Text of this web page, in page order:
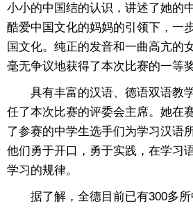
小小的中国结的认识，讲述了她的
酷爱中国文化的妈妈的引领下，一
国文化。纯正的发音和一曲高亢的
毫无争议地获得了本次比赛的一等奖
具有丰富的汉语、德语双语教
任了本次比赛的评委会主席。她在
了参赛的中学生选手们为学习汉语
他们勇于开口，勇于实践，在学习
学习的规律。
据了解，全德目前已有300多所